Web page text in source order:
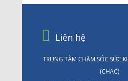
Liên hệ
TRUNG TÂM CHĂM SÓC SỨC
(CHAC)